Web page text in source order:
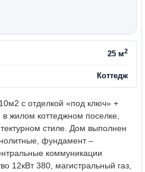
25 м2
Коттедж
с отделкой «под ключ» +
жилом коттеджном поселке,
стиле. Дом выполнен
фундамент –
коммуникации
12кВт 380, магистральный газ,